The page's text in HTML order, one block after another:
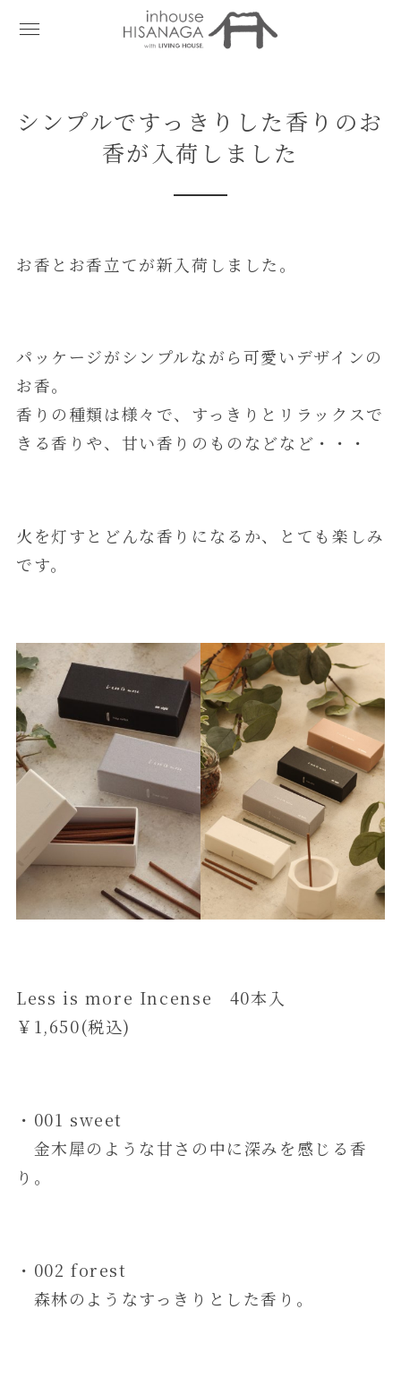
シンプルですっきりした香りのお
香が入荷しました
お香とお香立てが新入荷しました。
パッケージがシンプルながら可愛いデザインの
お香。
香りの種類は様々で、すっきりとリラックスで
きる香りや、甘い香りのものなどなど・・・
火を灯すとどんな香りになるか、とても楽しみ
です。
Less is more Incense 40本入
￥1,650(税込)
・001 sweet
金木犀のような甘さの中に深みを感じる香
り。
・002 forest
森林のようなすっきりとした香り。